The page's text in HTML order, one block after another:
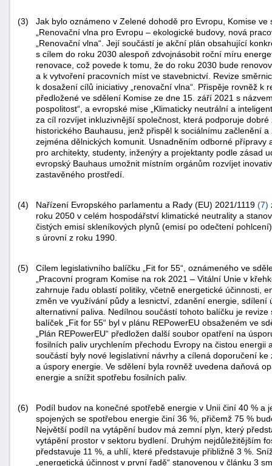
(3)
Jak bylo oznámeno v Zelené dohodě pro Evropu, Komise
„Renovační vlna pro Evropu – ekologické budovy, nová
„Renovační vlna“. Její součástí je akční plán obsahující
s cílem do roku 2030 alespoň zdvojnásobit roční míru
renovace, což povede k tomu, že do roku 2030 bude
a k vytvoření pracovních míst ve stavebnictví. Revize
k dosažení cílů iniciativy „renovační vlna“. Přispěje rovněž k
předložené ve sdělení Komise ze dne 15. září 2021 s
pospolitost“, a evropské mise „Klimaticky neutrální a
za cíl rozvíjet inkluzivnější společnost, která podporuje
historického Bauhausu, jenž přispěl k sociálnímu začlenění
zejména dělnických komunit. Usnadněním odborné
pro architekty, studenty, inženýry a projektanty podle zásad
evropský Bauhaus umožnit místním orgánům rozvíjet
zastavěného prostředí.
(4) Nařízení Evropského parlamentu a Rady (EU) 2021/1119 (7)
roku 2050 v celém hospodářství klimatické neutrality a
čistých emisí skleníkových plynů (emisí po odečtení
s úrovní z roku 1990.
(5)
Cílem legislativního balíčku „Fit for 55“, oznámeného ve
„Pracovní program Komise na rok 2021 – Vitální Unie v
zahrnuje řadu oblastí politiky, včetně energetické účinnosti,
změn ve využívání půdy a lesnictví, zdanění energie,
alternativní paliva. Nedílnou součástí tohoto balíčku je
balíček „Fit for 55“ byl v plánu REPowerEU obsaženém ve
„Plán REPowerEU“ předložen další soubor opatření na
fosilních paliv urychlením přechodu Evropy na čistou
součástí byly nové legislativní návrhy a cílená doporučení
a úspory energie. Ve sdělení byla rovněž uvedena daňová
energie a snížit spotřebu fosilních paliv.
(6)
Podíl budov na konečné spotřebě energie v Unii činí 40 % a
spojených se spotřebou energie činí 36 %, přičemž 75 %
Největší podíl na vytápění budov má zemní plyn, který
vytápění prostor v sektoru bydlení. Druhým nejdůležitějším
představuje 11 %, a uhlí, které představuje přibližně 3 %.
„energetická účinnost v první řadě“ stanovenou v článku 3
-
"náhradě
škod"